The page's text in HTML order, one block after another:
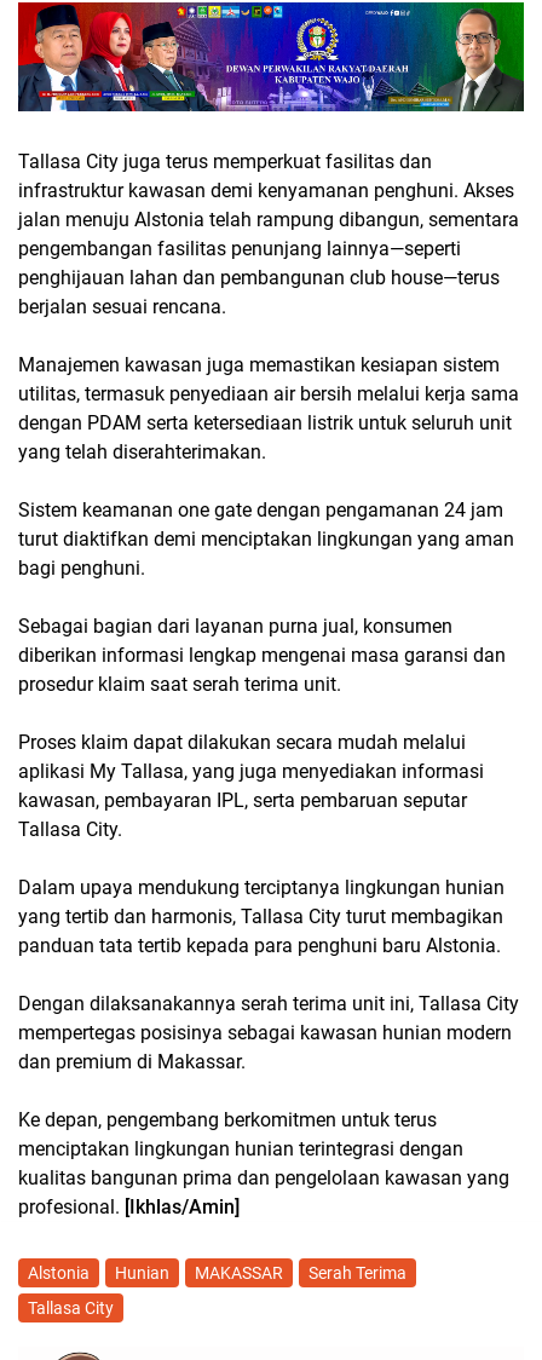
Tallasa City juga terus memperkuat fasilitas dan
infrastruktur kawasan demi kenyamanan penghuni. Akses
jalan menuju Alstonia telah rampung dibangun, sementara
pengembangan fasilitas penunjang lainnya—seperti
penghijauan lahan dan pembangunan club house—terus
berjalan sesuai rencana.
Manajemen kawasan juga memastikan kesiapan sistem
utilitas, termasuk penyediaan air bersih melalui kerja sama
dengan PDAM serta ketersediaan listrik untuk seluruh unit
yang telah diserahterimakan.
Sistem keamanan one gate dengan pengamanan 24 jam
turut diaktifkan demi menciptakan lingkungan yang aman
bagi penghuni.
Sebagai bagian dari layanan purna jual, konsumen
diberikan informasi lengkap mengenai masa garansi dan
prosedur klaim saat serah terima unit.
Proses klaim dapat dilakukan secara mudah melalui
aplikasi My Tallasa, yang juga menyediakan informasi
kawasan, pembayaran IPL, serta pembaruan seputar
Tallasa City.
Dalam upaya mendukung terciptanya lingkungan hunian
yang tertib dan harmonis, Tallasa City turut membagikan
panduan tata tertib kepada para penghuni baru Alstonia.
Dengan dilaksanakannya serah terima unit ini, Tallasa City
mempertegas posisinya sebagai kawasan hunian modern
dan premium di Makassar.
Ke depan, pengembang berkomitmen untuk terus
menciptakan lingkungan hunian terintegrasi dengan
kualitas bangunan prima dan pengelolaan kawasan yang
profesional. [Ikhlas/Amin]
Alstonia Hunian MAKASSAR
Serah Terima
Tallasa City